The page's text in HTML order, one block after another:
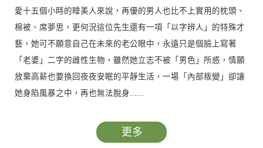
愛十五個小時的睡美人來說，再優的男人也比不上實用的枕頭、
棉被、席夢思，更何況這位先生還有一項「以字辨人」的特殊才
藝，她可不願意自己在未來的老公眼中，永遠只是個臉上寫著
「老婆」二字的雌性生物，雖然她立志不被「男色」所惑，情願
放棄高薪也要換回夜夜安眠的平靜生活，一場「內部叛變」卻讓
她身陷風暴之中，再也無法脫身......
更多